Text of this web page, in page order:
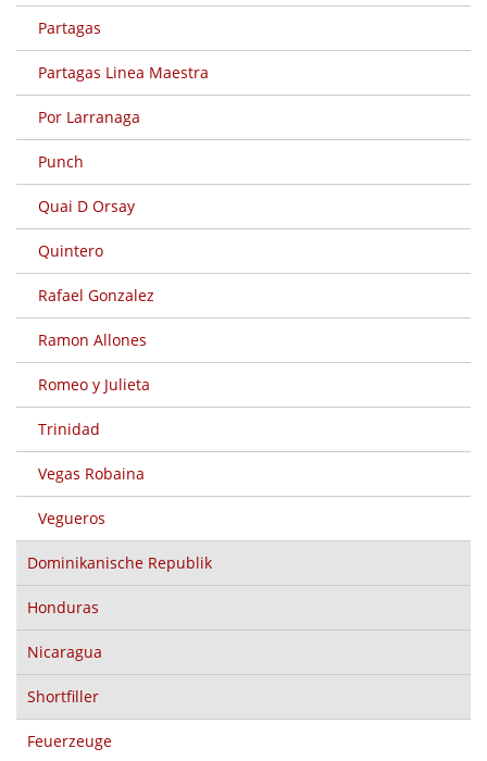
Partagas
Partagas Linea Maestra
Por Larranaga
Punch
Quai D Orsay
Quintero
Rafael Gonzalez
Ramon Allones
Romeo y Julieta
Trinidad
Vegas Robaina
Vegueros
Dominikanische Republik
Honduras
Nicaragua
Shortfiller
Feuerzeuge